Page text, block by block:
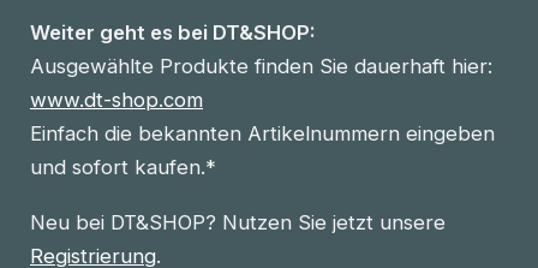
Weiter geht es bei DT&SHOP:
Ausgewählte Produkte finden Sie dauerhaft hier:
www.dt-shop.com
Einfach die bekannten Artikelnummern eingeben
und sofort kaufen.*
Neu bei DT&SHOP? Nutzen Sie jetzt unsere
Registrierung.